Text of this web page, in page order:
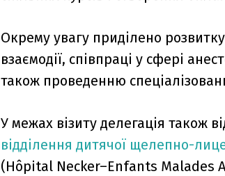
Окрему увагу приділено
взаємодії, співпраці у сфері
також проведенню
У межах візиту делегація також
відділення дитячої щелепно-
(Hôpital Necker–Enfants Malades